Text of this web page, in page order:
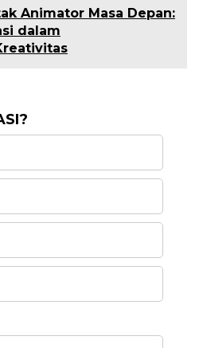
Animator Masa Depan:
dalam